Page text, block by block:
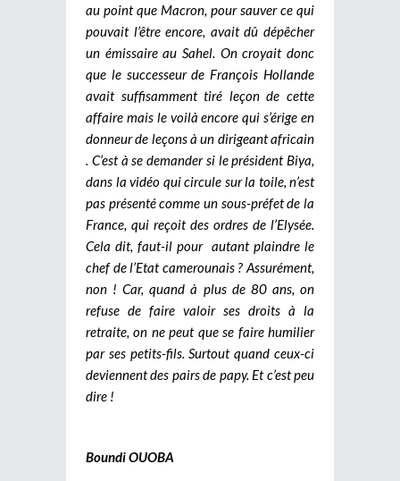
au point que Macron, pour sauver ce qui
pouvait l’être encore, avait dû dépêcher
un émissaire au Sahel. On croyait donc
que le successeur de François Hollande
avait suffisamment tiré leçon de cette
affaire mais le voilà encore qui s’érige en
donneur de leçons à un dirigeant africain
. C’est à se demander si le président Biya,
dans la vidéo qui circule sur la toile, n’est
pas présenté comme un sous-préfet de la
France, qui reçoit des ordres de l’Elysée.
Cela dit, faut-il pour autant plaindre le
chef de l’Etat camerounais ? Assurément,
non ! Car, quand à plus de 80 ans, on
refuse de faire valoir ses droits à la
retraite, on ne peut que se faire humilier
par ses petits-fils. Surtout quand ceux-ci
deviennent des pairs de papy. Et c’est peu
dire !
Boundi OUOBA